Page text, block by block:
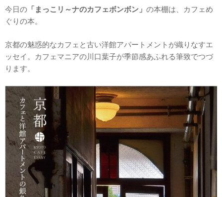
今日の 「まっこリ～ナのカフェボンボン」 の本棚は、カフェめ
ぐりの本。
京都の魅惑的なカフェと古い洋館アパートメントが織りなすエ
ッセイ。カフェマニアの川口葉子が季節感あふれる筆致でつづ
ります。